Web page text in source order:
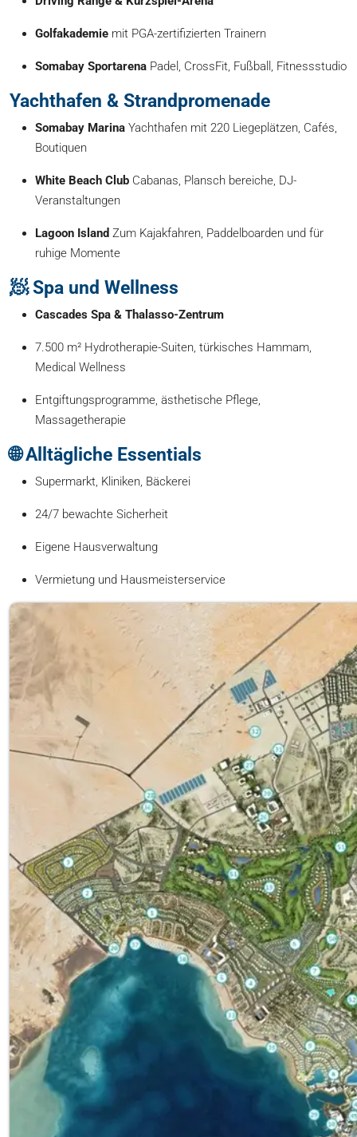
Golfakademie mit PGA-zertifizierten Trainern
Somabay Sportarena Padel, CrossFit, Fußball, Fitnessstudio
Yachthafen & Strandpromenade
Somabay Marina Yachthafen mit 220 Liegeplätzen, Cafés,
Boutiquen
White Beach Club Cabanas, Plansch bereiche, DJ-
Veranstaltungen
Lagoon Island Zum Kajakfahren, Paddelboarden und für
ruhige Momente
🧖 Spa und Wellness
Cascades Spa & Thalasso-Zentrum
7.500 m² Hydrotherapie-Suiten, türkisches Hammam,
Medical Wellness
Entgiftungsprogramme, ästhetische Pflege,
Massagetherapie
🌐 Alltägliche Essentials
Supermarkt, Kliniken, Bäckerei
24/7 bewachte Sicherheit
Eigene Hausverwaltung
Vermietung und Hausmeisterservice